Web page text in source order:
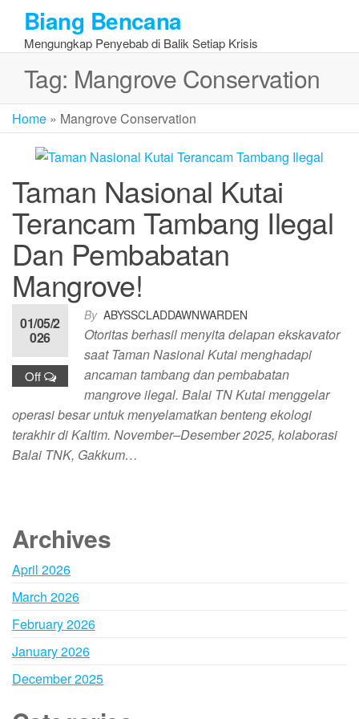
the
content
Biang Bencana
Mengungkap Penyebab di Balik Setiap Krisis
Tag: Mangrove Conservation
Home » Mangrove Conservation
Taman Nasional Kutai
Terancam Tambang Ilegal
Dan Pembabatan
Mangrove!​
By ABYSSCLADDAWNWARDEN
01/05/2
026
Off
Otoritas berhasil menyita delapan ekskavator
saat Taman Nasional Kutai menghadapi
ancaman tambang dan pembabatan
mangrove ilegal. Balai TN Kutai menggelar
operasi besar untuk menyelamatkan benteng ekologi
terakhir di Kaltim. November–Desember 2025, kolaborasi
Balai TNK, Gakkum…
Archives
April 2026
March 2026
February 2026
January 2026
December 2025